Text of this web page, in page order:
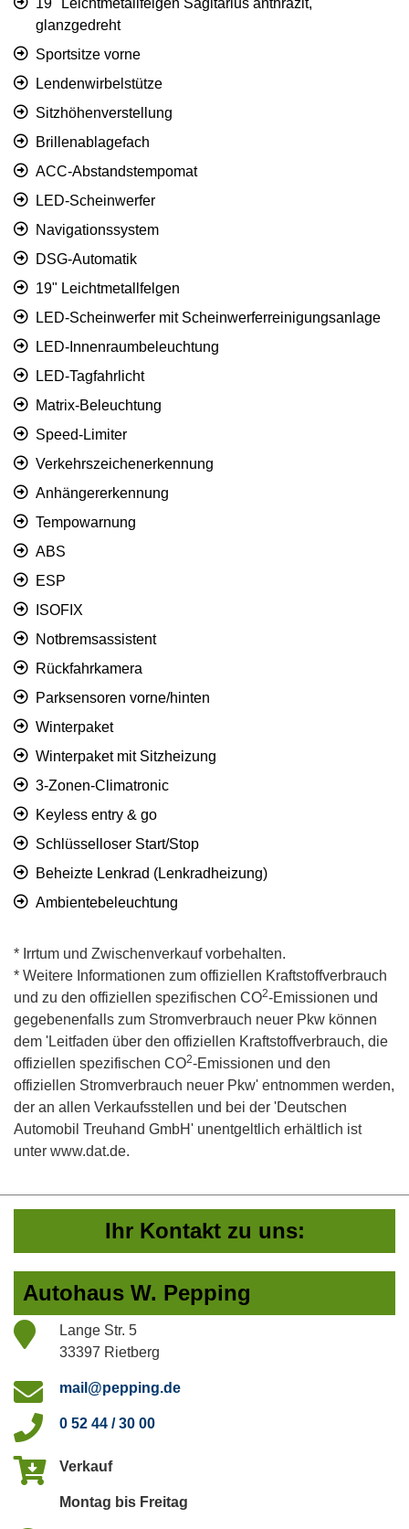
19" Leichtmetallfelgen Sagitarius anthrazit,
glanzgedreht
Sportsitze vorne
Lendenwirbelstütze
Sitzhöhenverstellung
Brillenablagefach
ACC-Abstandstempomat
LED-Scheinwerfer
Navigationssystem
DSG-Automatik
19" Leichtmetallfelgen
LED-Scheinwerfer mit Scheinwerferreinigungsanlage
LED-Innenraumbeleuchtung
LED-Tagfahrlicht
Matrix-Beleuchtung
Speed-Limiter
Verkehrszeichenerkennung
Anhängererkennung
Tempowarnung
ABS
ESP
ISOFIX
Notbremsassistent
Rückfahrkamera
Parksensoren vorne/hinten
Winterpaket
Winterpaket mit Sitzheizung
3-Zonen-Climatronic
Keyless entry & go
Schlüsselloser Start/Stop
Beheizte Lenkrad (Lenkradheizung)
Ambientebeleuchtung
* Irrtum und Zwischenverkauf vorbehalten.
* Weitere Informationen zum offiziellen Kraftstoffverbrauch
und zu den offiziellen spezifischen CO2-Emissionen und
gegebenenfalls zum Stromverbrauch neuer Pkw können
dem 'Leitfaden über den offiziellen Kraftstoffverbrauch, die
offiziellen spezifischen CO2-Emissionen und den
offiziellen Stromverbrauch neuer Pkw' entnommen werden,
der an allen Verkaufsstellen und bei der 'Deutschen
Automobil Treuhand GmbH' unentgeltlich erhältlich ist
unter www.dat.de.
Ihr Kontakt zu uns:
Autohaus W. Pepping
Lange Str. 5
33397 Rietberg
mail@pepping.de
0 52 44 / 30 00
Verkauf
Montag bis Freitag